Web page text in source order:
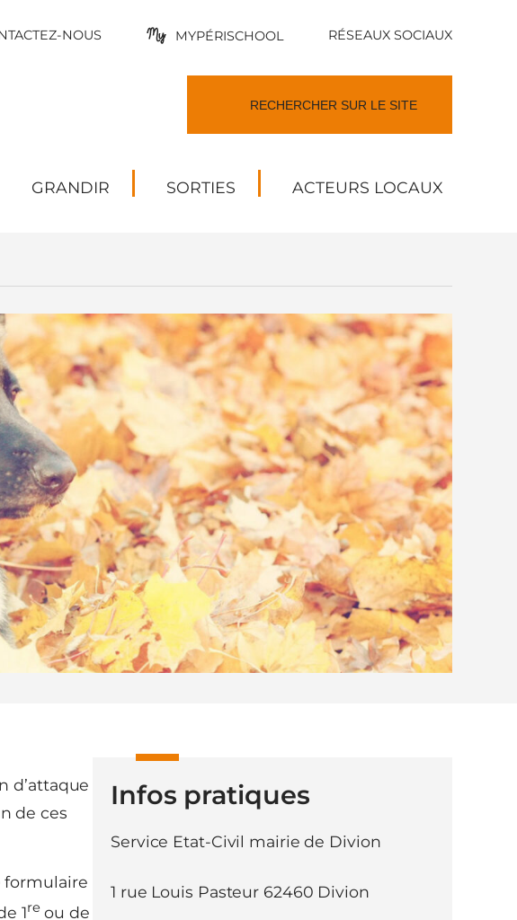
NOUS MYPÉRISCHOOL RÉSEAUX SOCIAUX
GRANDIR SORTIES ACTEURS LOCAUX
d’attaque
de ces
formulaire
1re ou de
Infos pratiques
Service Etat-Civil mairie de Divion
1 rue Louis Pasteur 62460 Divion